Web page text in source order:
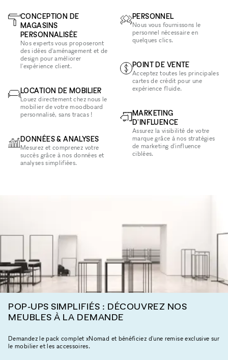
CONCEPTION DE
MAGASINS
PERSONNALISÉE
Nos experts vous proposeront
des idées d'aménagement et de
design pour améliorer
l'expérience client.
LOCATION DE MOBILIER
Louez directement chez nous le
mobilier de votre moodboard
personnalisé, sans tracas !
DONNÉES & ANALYSES
Mesurez et comprenez votre
succès grâce à nos données et
analyses simplifiées.
PERSONNEL
Nous vous fournissons le
personnel nécessaire en
quelques clics.
POINT DE VENTE
Acceptez toutes les principales
cartes de crédit pour une
expérience fluide.
MARKETING
D'INFLUENCE
Assurez la visibilité de votre
marque grâce à nos stratégies
de marketing d'influence
ciblées.
POP-UPS SIMPLIFIÉS : DÉCOUVREZ NOS
MEUBLES À LA DEMANDE
Demandez le pack complet xNomad et bénéficiez d'une remise exclusive sur
le mobilier et les accessoires.